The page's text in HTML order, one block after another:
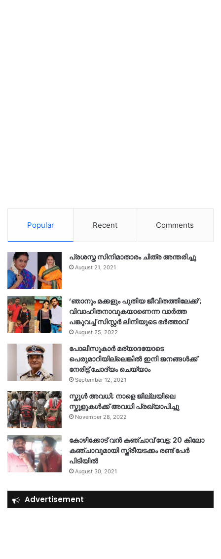
Popular Recent Comments
പ്രശസ്ത സിനിമാതാരം ചിത്ര അന്തരിച്ചു
August 21, 2021
‘ഞാനും മക്കളും പുതിയ ജീവിതത്തിലേക്ക്’;
വിവാഹിതനാവുകയാണെന്ന വാർത്ത
പങ്കുവച്ച് സിസ്റ്റർ ലിനിയുടെ ഭർത്താവ്
August 25, 2022
പോലീസുകാര്‍ മര്യാദയോടെ
പെരുമാറിയില്ലെങ്കില്‍ ഇനി ജനങ്ങള്‍ക്ക്
നേരിട്ട് ചോദ്യം ചെയ്യാം
September 12, 2021
സ്കൂൾ അവധി; നാളെ ജില്ലയിലെ
സ്കൂളുകൾക്ക് അവധി പ്രഖ്യാപിച്ചു
November 28, 2022
കോഴിക്കോട് വൻ കഞ്ചാവ് വേട്ട: 20 കിലോ
കഞ്ചാവുമായി സ്ത്രീയടക്കം രണ്ട് പേർ
പിടിയിൽ
August 30, 2021
Advertisement